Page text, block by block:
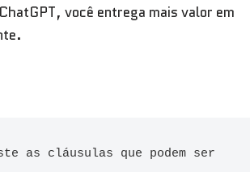
você entrega mais valor em
as cláusulas que podem ser